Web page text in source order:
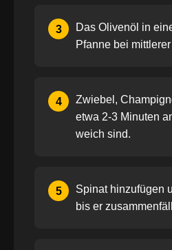
3
Das Olivenöl in
Pfanne bei
4
Zwiebel,
etwa 2-3 Minuten
weich sind.
5
Spinat hinzufügen
bis er